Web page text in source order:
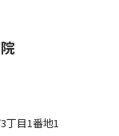
丁目1番地1